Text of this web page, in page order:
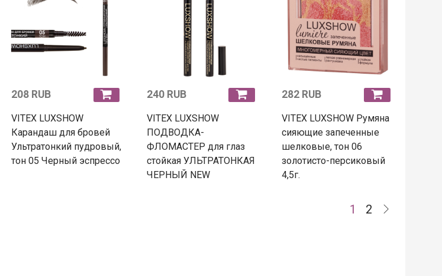
208 RUB
VITEX LUXSHOW
Карандаш для бровей
Ультратонкий пудровый,
тон 05 Черный эспрессо
240 RUB
VITEX LUXSHOW
ПОДВОДКА-
ФЛОМАСТЕР для глаз
стойкая УЛЬТРАТОНКАЯ
ЧЕРНЫЙ NEW
282 RUB
VITEX LUXSHOW Румяна
сияющие запеченные
шелковые, тон 06
золотисто-персиковый
4,5г.
1 2